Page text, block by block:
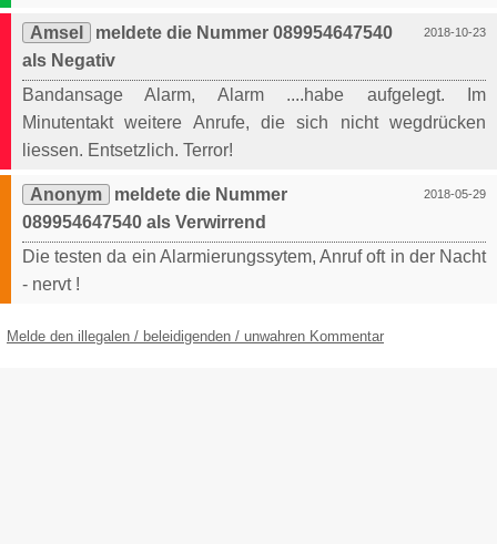
2018-10-23
Amsel
meldete die Nummer 089954647540
als Negativ
Bandansage Alarm, Alarm ....habe aufgelegt. Im
Minutentakt weitere Anrufe, die sich nicht wegdrücken
liessen. Entsetzlich. Terror!
2018-05-29
Anonym
meldete die Nummer
089954647540 als Verwirrend
Die testen da ein Alarmierungssytem, Anruf oft in der Nacht
- nervt !
Melde den illegalen / beleidigenden / unwahren Kommentar